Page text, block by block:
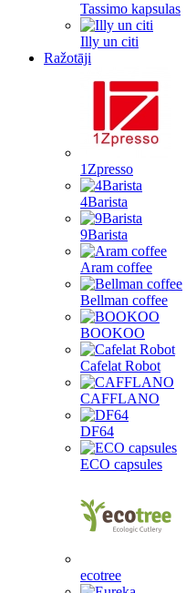
Tassimo kapsulas
Illy un citi
Ražotāji
1Zpresso
4Barista
9Barista
Aram coffee
Bellman coffee
BOOKOO
Cafelat Robot
CAFFLANO
DF64
ECO capsules
ecotree